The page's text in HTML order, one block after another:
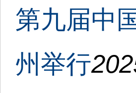
第九届中
州举行